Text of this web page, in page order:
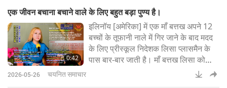
कहा: “विश्व शांति अब यहीं है!”
एक जीवन बचाना बचाने वाले के लिए बहुत बड़ा पुण्य है।
0:42
इलिनॉय [अमेरिका] में एक माँ बत्तख अपने 12
बच्चों के तूफानी नाले में गिर जाने के बाद मदद
के लिए प्रीस्कूल निदेशक लिसा प्लासमैन के
पास बार-बार जाती है। माँ बत्तख लिसा को
उसके स्थान तक ले जाती है। चूँकि अग्निशमन
विभाग जल्दी प्रतिक्रिया देने के लिए बहुत
2026-05-26 चयनित समाचार